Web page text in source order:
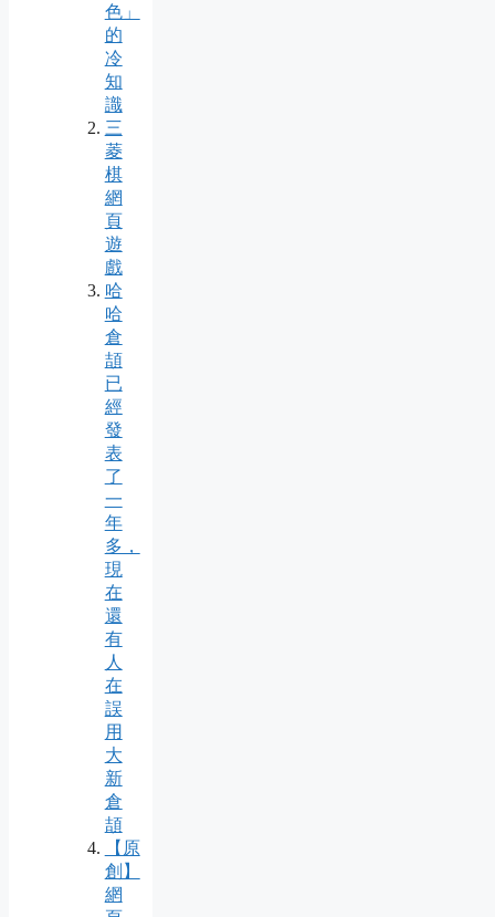
色」
的
冷
知
識
三
菱
棋
網
頁
遊
戲
哈
哈
倉
頡
已
經
發
表
了
一
年
多，
現
在
還
有
人
在
誤
用
大
新
倉
頡
【原
創】
網